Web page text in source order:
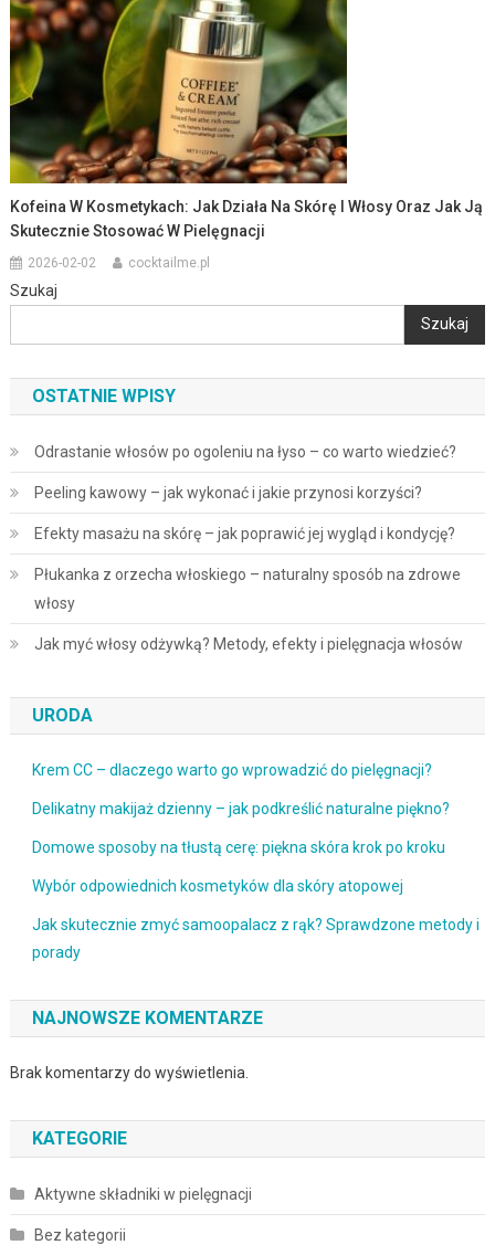
Kofeina W Kosmetykach: Jak Działa Na Skórę I Włosy Oraz Jak Ją
Skutecznie Stosować W Pielęgnacji
2026-02-02 cocktailme.pl
Szukaj
Szukaj
OSTATNIE WPISY
Odrastanie włosów po ogoleniu na łyso – co warto wiedzieć?
Peeling kawowy – jak wykonać i jakie przynosi korzyści?
Efekty masażu na skórę – jak poprawić jej wygląd i kondycję?
Płukanka z orzecha włoskiego – naturalny sposób na zdrowe
włosy
Jak myć włosy odżywką? Metody, efekty i pielęgnacja włosów
URODA
Krem CC – dlaczego warto go wprowadzić do pielęgnacji?
Delikatny makijaż dzienny – jak podkreślić naturalne piękno?
Domowe sposoby na tłustą cerę: piękna skóra krok po kroku
Wybór odpowiednich kosmetyków dla skóry atopowej
Jak skutecznie zmyć samoopalacz z rąk? Sprawdzone metody i
porady
NAJNOWSZE KOMENTARZE
Brak komentarzy do wyświetlenia.
KATEGORIE
Aktywne składniki w pielęgnacji
Bez kategorii